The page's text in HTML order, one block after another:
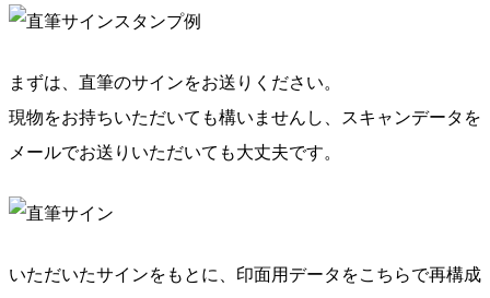
まずは、直筆のサインをお送りください。
現物をお持ちいただいても構いませんし、スキャンデータを
メールでお送りいただいても大丈夫です。
いただいたサインをもとに、印面用データをこちらで再構成